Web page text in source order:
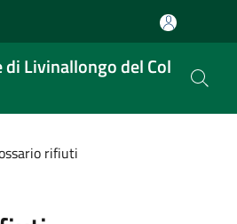
di Livinallongo del Col
rifiuti